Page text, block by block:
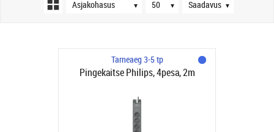
▼ ▼ ▼
Tarneaeg 3-5 tp
Pingekaitse Philips, 4pesa, 2m